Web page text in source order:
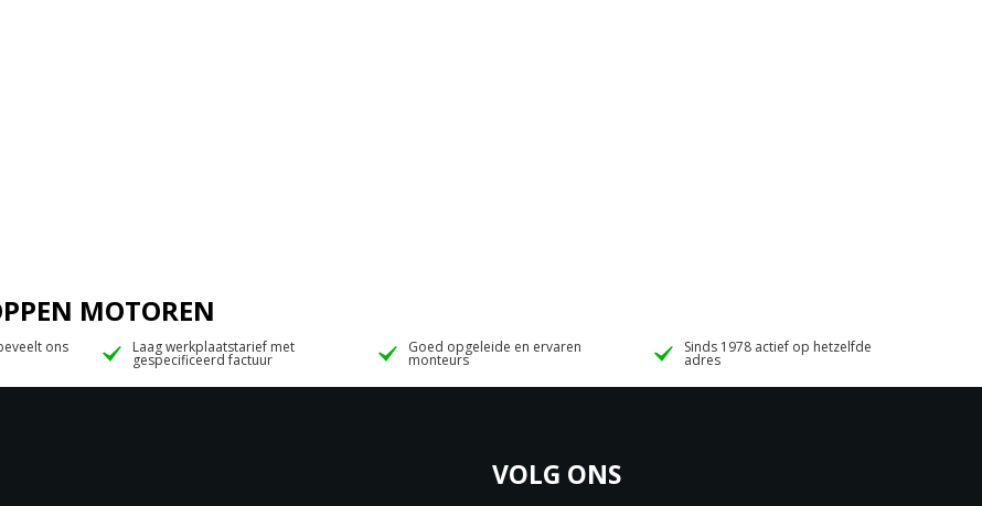
MOTOREN
ons Laag werkplaatstarief met
gespecificeerd factuur
Goed opgeleide en ervaren
monteurs
Sinds 1978 actief op hetzelfde
adres
VOLG ONS